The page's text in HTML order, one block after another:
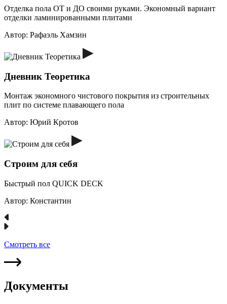
Отделка пола ОТ и ДО своими руками. Экономный вариант
отделки ламинированными плитами
Автор: Рафаэль Хамзин
Дневник Теоретика
Монтаж экономного чистового покрытия из строительных
плит по системе плавающего пола
Автор: Юрий Кротов
Строим для себя
Быстрый пол QUICK DECK
Автор: Константин
Смотреть все
Документы